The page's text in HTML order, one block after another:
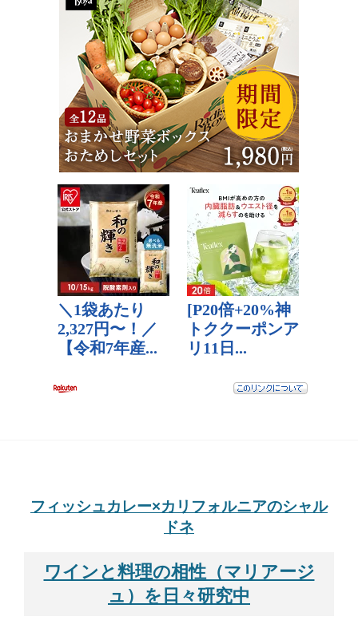
フィッシュカレー×カリフォルニアのシャル
ドネ
ワインと料理の相性（マリアージ
ュ）を日々研究中